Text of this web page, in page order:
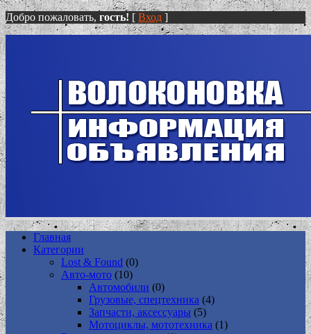
Добро пожаловать, гость! [ Вход ]
Главная
Категории
Lost & Found (0)
Авто-мото (10)
Автомобили (0)
Грузовые, спецтехника (4)
Запчасти, аксессуары (5)
Мотоциклы, мототехника (1)